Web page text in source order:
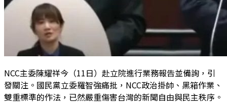
NCC主委陳耀祥今（11日）赴立院進行業務報告並備詢，引
發關注。國民黨立委羅智強痛批，NCC政治掛帥、黑箱作業、
雙重標準的作法，已然嚴重傷害台灣的新聞自由與民主秩序。